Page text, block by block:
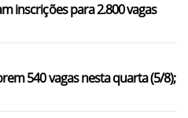
inscrições para 2.800 vagas
540 vagas nesta quarta (5/8);